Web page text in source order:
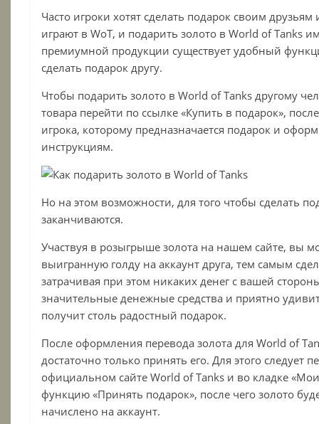
Часто игроки хотят сделать подарок своим
играют в WoT, и подарить золото вWorld ofTanks
премиумной продукции существует удобный
сделать подарок другу.
Чтобы подарить золото вWorld ofTanks другому
товара перейти по ссылке «Купить в подарок»,
игрока, которому предназначается подарок и
инструкциям.
Но на этом возможности, для того чтобы сделать
заканчиваются.
Участвуя в розыгрыше золота на нашем сайте, вы
выигранную голду на аккаунт друга, тем самым
затрачивая при этом никаких денег с вашей
значительные денежные средства и приятно
получит столь радостный подарок.
После оформления перевода золота для World of
достаточно только принять его. Для этого следует
официальном сайте World of Tanks и во кладке
функцию «Принять подарок», после чего золото
начислено на аккаунт.